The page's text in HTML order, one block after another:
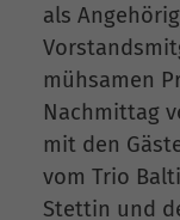
als
mühsamen
Nachmittag
mit den
vom Trio
Stettin und